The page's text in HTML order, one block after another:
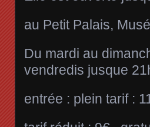
au Petit Palais,
Du mardi au
vendredis jusque
entrée : plein tarif :